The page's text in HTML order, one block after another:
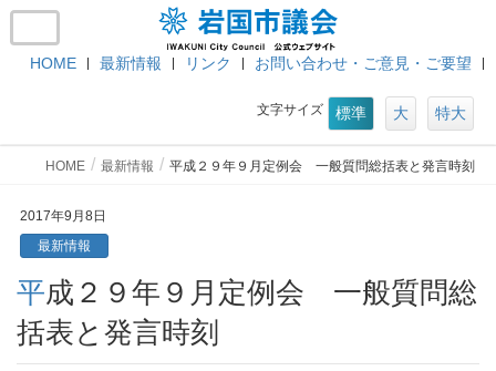
HOME 最新情報 リンク お問い合わせ・ご意見・ご要望
文字サイズ 標準 大 特大
HOME 最新情報 平成２９年９月定例会 一般質問総括表と発言時刻
2017年9月8日
最新情報
平成２９年９月定例会 一般質問総
括表と発言時刻